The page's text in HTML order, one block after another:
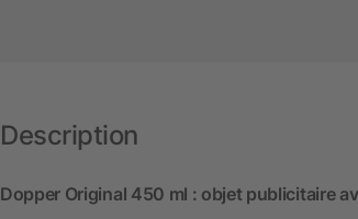
Description
Dopper Original 450 ml : objet publicitaire